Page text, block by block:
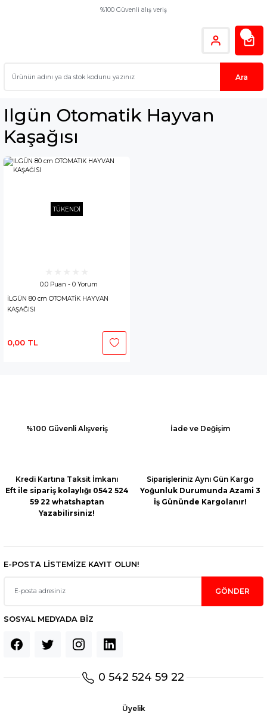
%100 Güvenli alış veriş
Ara
Ilgün Otomatik Hayvan
Kaşağısı
TÜKENDİ
0.0 Puan - 0 Yorum
İLGÜN 80 cm OTOMATİK HAYVAN
KAŞAĞISI
0,00 TL
%100 Güvenli Alışveriş İade ve Değişim
Kredi Kartına Taksit İmkanı
Eft ile sipariş kolaylığı 0542 524
59 22 whatshaptan
Yazabilirsiniz!
Siparişleriniz Aynı Gün Kargo
Yoğunluk Durumunda Azami 3
İş Gününde Kargolanır!
E-POSTA LİSTEMİZE KAYIT OLUN!
GÖNDER
SOSYAL MEDYADA BİZ
0 542 524 59 22
Üyelik